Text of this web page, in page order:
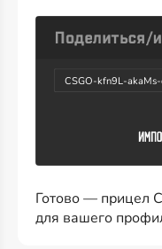
CSGO-kfn9L-
Готово — прицел
для вашего